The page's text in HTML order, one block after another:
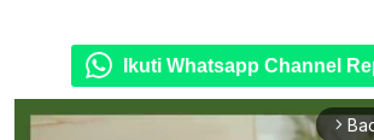
Ikuti Whatsapp Channel
arrow_forward_ios